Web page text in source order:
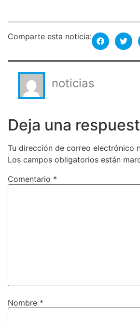
Comparte esta noticia:
noticias
Deja una
Tu dirección de correo electrónico
Los campos obligatorios están
Comentario *
Nombre *